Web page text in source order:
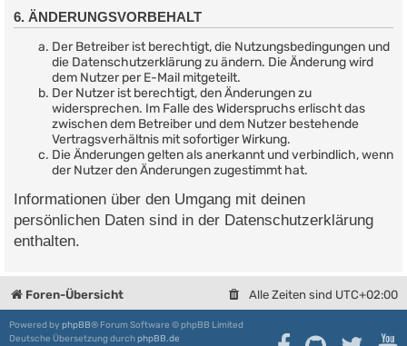
6. ÄNDERUNGSVORBEHALT
Der Betreiber ist berechtigt, die Nutzungsbedingungen und
die Datenschutzerklärung zu ändern. Die Änderung wird
dem Nutzer per E-Mail mitgeteilt.
Der Nutzer ist berechtigt, den Änderungen zu
widersprechen. Im Falle des Widerspruchs erlischt das
zwischen dem Betreiber und dem Nutzer bestehende
Vertragsverhältnis mit sofortiger Wirkung.
Die Änderungen gelten als anerkannt und verbindlich, wenn
der Nutzer den Änderungen zugestimmt hat.
Informationen über den Umgang mit deinen
persönlichen Daten sind in der Datenschutzerklärung
enthalten.
Foren-Übersicht Alle Zeiten sind UTC+02:00
Powered by phpBB® Forum Software © phpBB Limited
Deutsche Übersetzung durchphpBB.de